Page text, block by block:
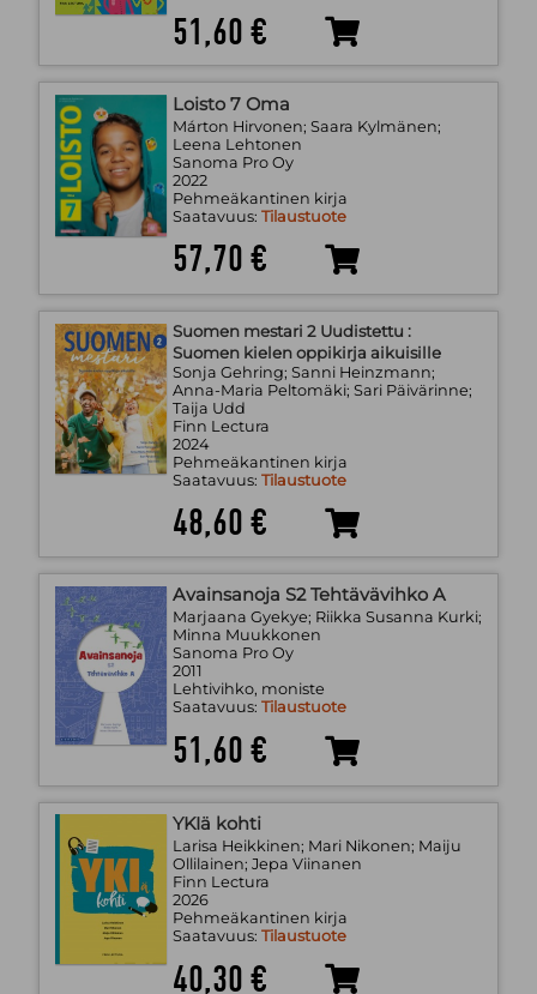
51,60 €
Loisto 7 Oma
Márton Hirvonen; Saara Kylmänen;
Leena Lehtonen
Sanoma Pro Oy
2022
Pehmeäkantinen kirja
Saatavuus: Tilaustuote
57,70 €
Suomen mestari 2 Uudistettu :
Suomen kielen oppikirja aikuisille
Sonja Gehring; Sanni Heinzmann;
Anna-Maria Peltomäki; Sari Päivärinne;
Taija Udd
Finn Lectura
2024
Pehmeäkantinen kirja
Saatavuus: Tilaustuote
48,60 €
Avainsanoja S2 Tehtävävihko A
Marjaana Gyekye; Riikka Susanna Kurki;
Minna Muukkonen
Sanoma Pro Oy
2011
Lehtivihko, moniste
Saatavuus: Tilaustuote
51,60 €
YKIä kohti
Larisa Heikkinen; Mari Nikonen; Maiju
Ollilainen; Jepa Viinanen
Finn Lectura
2026
Pehmeäkantinen kirja
Saatavuus: Tilaustuote
40,30 €